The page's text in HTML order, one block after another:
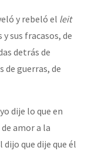
y rebeló el leit
sus fracasos, de
detrás de
de guerras, de
dije lo que en
amor a la
dijo que dije que él